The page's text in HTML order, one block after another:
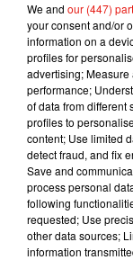
We and our (447)
your consent and/or
information on a
profiles for
advertising;
performance;
of data from different
profiles to
content; Use limited
detect fraud, and fix
Save and
process personal
following
requested; Use
other data sources;
information